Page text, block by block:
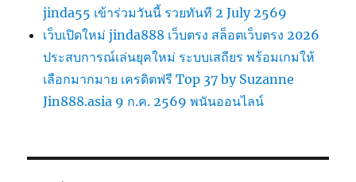
jinda55 เข้าร่วมวันนี้ รวยทันที 2 July 2569
เว็บเปิดใหม่ jinda888 เว็บตรง สล็อตเว็บตรง 2026
ประสบการณ์เล่นยุคใหม่ ระบบเสถียร พร้อมเกมให้
เลือกมากมาย เครดิตฟรี Top 37 by Suzanne
Jin888.asia 9 ก.ค. 2569 พนันออนไลน์